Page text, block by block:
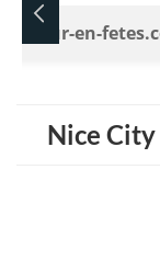
en-
Nice